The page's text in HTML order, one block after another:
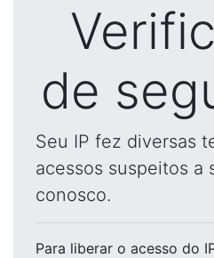
de
Seu IP fez diversas
acessos suspeitos a
conosco.
Para liberar o acesso do